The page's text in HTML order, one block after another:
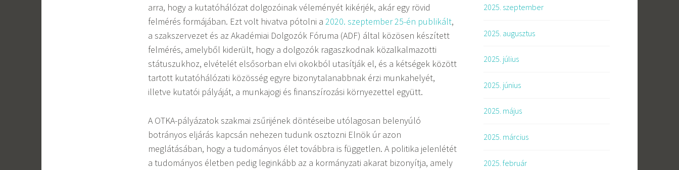
arra, hogy a kutatóhálózat dolgozóinak véleményét kikérjék, akár egy rövid
felmérés formájában. Ezt volt hivatva pótolni a 2020. szeptember 25-én publikált,
a szakszervezet és az Akadémiai Dolgozók Fóruma (ADF) által közösen készített
felmérés, amelyből kiderült, hogy a dolgozók ragaszkodnak közalkalmazotti
státuszukhoz, elvételét elsősorban elvi okokból utasítják el, és a kétségek között
tartott kutatóhálózati közösség egyre bizonytalanabbnak érzi munkahelyét,
illetve kutatói pályáját, a munkajogi és finanszírozási környezettel együtt.
A OTKA-pályázatok szakmai zsűrijének döntéseibe utólagosan belenyúló
botrányos eljárás kapcsán nehezen tudunk osztozni Elnök úr azon
meglátásában, hogy a tudományos élet továbbra is független. A politika jelenlétét
a tudományos életben pedig leginkább az a kormányzati akarat bizonyítja, amely
2025. szeptember
2025. augusztus
2025. július
2025. június
2025. május
2025. március
2025. február